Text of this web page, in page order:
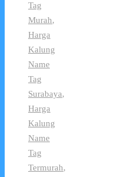
Tag
Murah,
Harga
Kalung
Name
Tag
Surabaya,
Harga
Kalung
Name
Tag
Termurah,